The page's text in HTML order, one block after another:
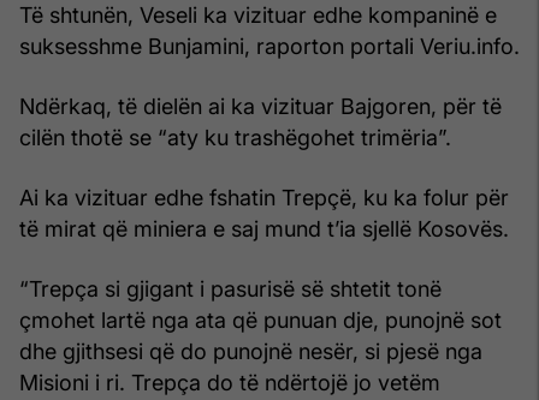
Të shtunën, Veseli ka vizituar edhe kompaninë e
suksesshme Bunjamini, raporton portali Veriu.info.
Ndërkaq, të dielën ai ka vizituar Bajgoren, për të
cilën thotë se “aty ku trashëgohet trimëria”.
Ai ka vizituar edhe fshatin Trepçë, ku ka folur për
të mirat që miniera e saj mund t’ia sjellë Kosovës.
“Trepça si gjigant i pasurisë së shtetit tonë
çmohet lartë nga ata që punuan dje, punojnë sot
dhe gjithsesi që do punojnë nesër, si pjesë nga
Misioni i ri. Trepça do të ndërtojë jo vetëm